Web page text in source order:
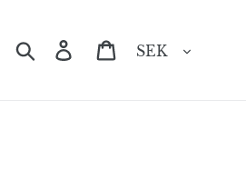
Sök Logga inVarukorg
Valuta